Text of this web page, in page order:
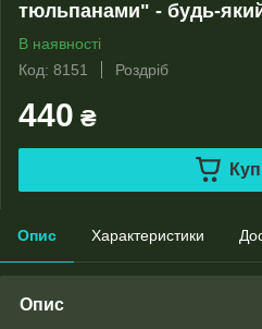
тюльпанами" - будь-
В наявності
Код: 8151
Роздріб
440 ₴
Опис Характеристики
Опис